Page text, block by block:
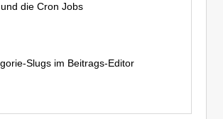
die Cron Jobs
Slugs im Beitrags-Editor